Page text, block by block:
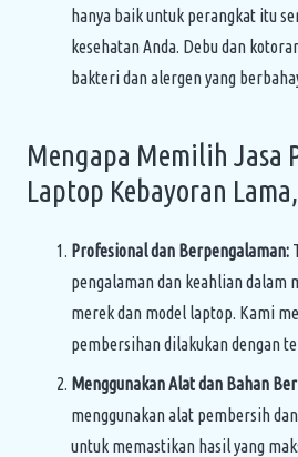
hanya baik untuk perangkat itu
kesehatan Anda. Debu dan
bakteri dan alergen yang
Mengapa Memilih Jasa
Laptop Kebayoran
Profesional dan Berpengalaman:
pengalaman dan keahlian dalam
merek dan model laptop. Kami
pembersihan dilakukan dengan
Menggunakan Alat dan Bahan
menggunakan alat pembersih
untuk memastikan hasil yang